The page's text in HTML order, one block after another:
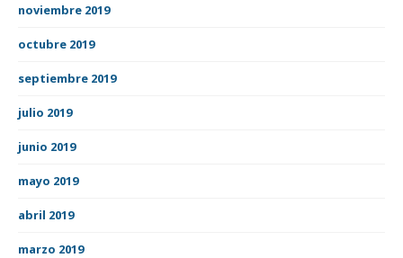
noviembre 2019
octubre 2019
septiembre 2019
julio 2019
junio 2019
mayo 2019
abril 2019
marzo 2019